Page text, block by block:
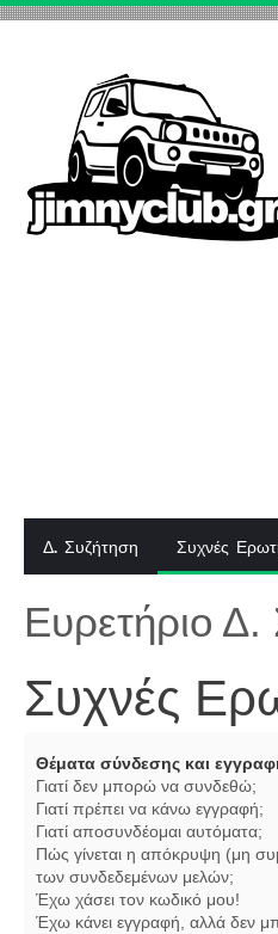
Δ. Συζήτηση Συχνές
Ευρετήριο Δ.
Συχνές
Θέματα σύνδεσης και
Γιατί δεν μπορώ να συνδεθώ;
Γιατί πρέπει να κάνω εγγραφή;
Γιατί αποσυνδέομαι αυτόματα;
Πώς γίνεται η απόκρυψη (μη
των συνδεδεμένων μελών;
Έχω χάσει τον κωδικό μου!
Έχω κάνει εγγραφή, αλλά δεν